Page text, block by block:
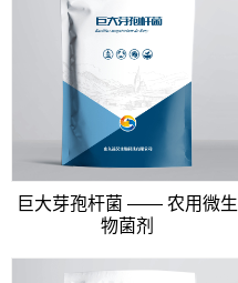
巨大芽孢杆菌 —— 农用微生
物菌剂